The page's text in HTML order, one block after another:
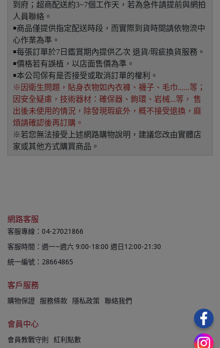
到府；超商配送約3~7個工作天，若為急件請提前與網拍
人員聯絡。
￭商品僅提供指定配送時段，而實際到貨時間請依物流中
心作業為準。
￭每張訂單於7日鑑賞期內提供乙次 退貨/瑕疵換貨服務。
￭價格若有誤植，以店面售價為準。
￭本公司保有是否接受或取消訂單的權利。
※因衛生問題，貼身衣物如內衣褲、襪子、毛巾......等；
因安全疑慮，技術器材：確保器、鉤環、岩械...等， 售
出後未使用的情況，除發現瑕疵外，概不接受退換，麻
煩請確認後再訂購。
※若您無法接受上述網路購物說明，建議您改由實體店
家或其他方式購買商品。
網路客服
客服專線：04-27021866
客服時間：週一~週六 9:00-18:00 週日12:00-21:30
統一編號：28664865
客戶服務
購物保證 服務條款 隱私政策 聯絡我們
會員中心
會員教戰守則 紅利點數